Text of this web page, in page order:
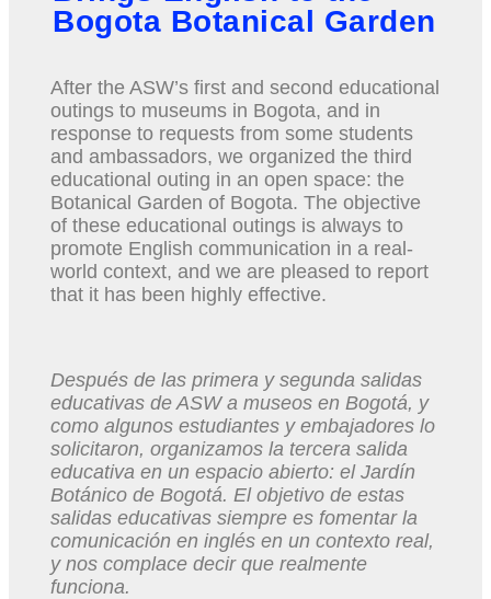
Bogota Botanical Garden
After the ASW’s first and second educational
outings to museums in Bogota, and in
response to requests from some students
and ambassadors, we organized the third
educational outing in an open space: the
Botanical Garden of Bogota. The objective
of these educational outings is always to
promote English communication in a real-
world context, and we are pleased to report
that it has been highly effective.
Después de las primera y segunda salidas
educativas de ASW a museos en Bogotá, y
como algunos estudiantes y embajadores lo
solicitaron, organizamos la tercera salida
educativa en un espacio abierto: el Jardín
Botánico de Bogotá. El objetivo de estas
salidas educativas siempre es fomentar la
comunicación en inglés en un contexto real,
y nos complace decir que realmente
funciona.